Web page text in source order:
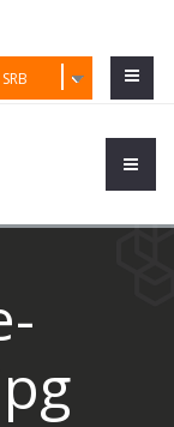
SRB